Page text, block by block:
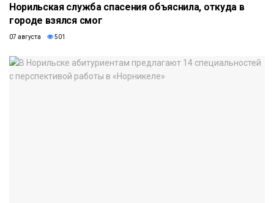
Норильская служба спасения объяснила, откуда в
городе взялся смог
07 августа 501